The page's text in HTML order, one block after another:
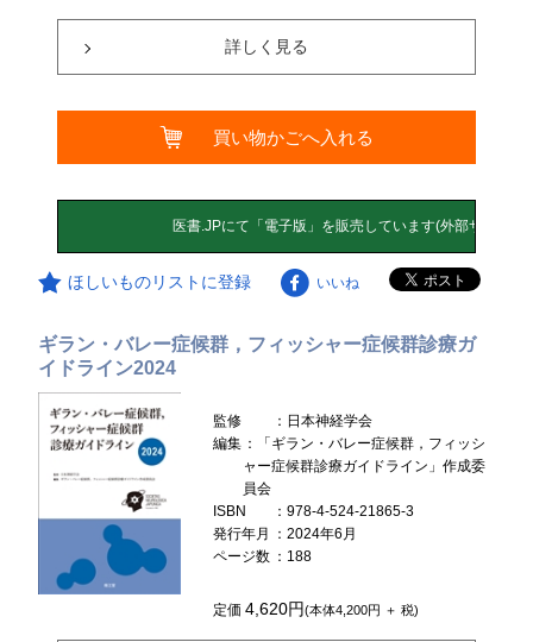
詳しく見る
買い物かごへ入れる
ほしいものリストに登録 いいね
ギラン・バレー症候群，フィッシャー症候群診療ガ
イドライン2024
監修
：日本神経学会
編集 ：「ギラン・バレー症候群，フィッシ
ャー症候群診療ガイドライン」作成委
員会
ISBN
：978-4-524-21865-3
発行年月
：2024年6月
ページ数 ：188
定価4,620円(本体4,200円 ＋ 税)